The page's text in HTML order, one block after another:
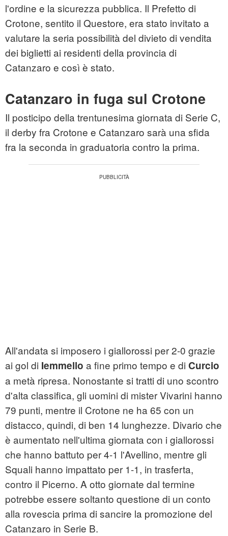
l'ordine e la sicurezza pubblica. Il Prefetto di
Crotone, sentito il Questore, era stato invitato a
valutare la seria possibilità del divieto di vendita
dei biglietti ai residenti della provincia di
Catanzaro e così è stato.
Catanzaro in fuga sul Crotone
Il posticipo della trentunesima giornata di Serie C,
il derby fra Crotone e Catanzaro sarà una sfida
fra la seconda in graduatoria contro la prima.
All'andata si imposero i giallorossi per 2-0 grazie
ai gol di Iemmello a fine primo tempo e di Curcio
a metà ripresa. Nonostante si tratti di uno scontro
d'alta classifica, gli uomini di mister Vivarini hanno
79 punti, mentre il Crotone ne ha 65 con un
distacco, quindi, di ben 14 lunghezze. Divario che
è aumentato nell'ultima giornata con i giallorossi
che hanno battuto per 4-1 l'Avellino, mentre gli
Squali hanno impattato per 1-1, in trasferta,
contro il Picerno. A otto giornate dal termine
potrebbe essere soltanto questione di un conto
alla rovescia prima di sancire la promozione del
Catanzaro in Serie B.